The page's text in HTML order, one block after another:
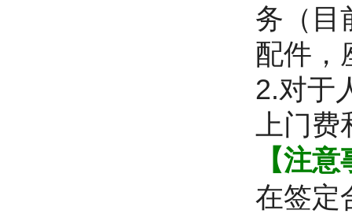
务（目
配件，
2.对于
上门
【注
在签定